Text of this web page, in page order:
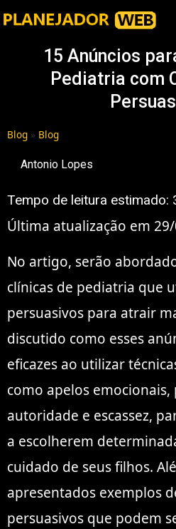
15 Anúncios
Pediatria com
Blog » Blog
Antonio Lopes
Tempo de leitura estimado:
Última atualização em
No artigo, serão
clínicas de pediatria que
persuasivos para atrair
discutido como esses
eficazes ao utilizar
como apelos emocionais,
autoridade e escassez,
a escolherem
cuidado de seus filhos.
apresentados exemplos
persuasivos que podem